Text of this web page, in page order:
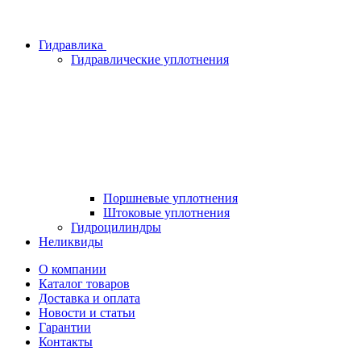
Гидравлика
Гидравлические уплотнения
Поршневые уплотнения
Штоковые уплотнения
Гидроцилиндры
Неликвиды
О компании
Каталог товаров
Доставка и оплата
Новости и статьи
Гарантии
Контакты